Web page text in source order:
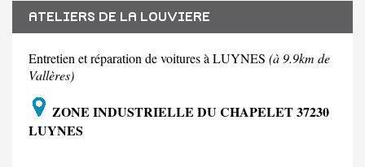
ATELIERS DE LA LOUVIERE
Entretien et réparation de voitures à LUYNES (à 9.9km de
Vallères)
ZONE INDUSTRIELLE DU CHAPELET 37230
LUYNES